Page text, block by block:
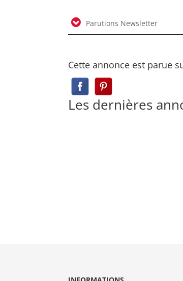
Parutions Newsletter
Cette annonce est parue
Les dernières